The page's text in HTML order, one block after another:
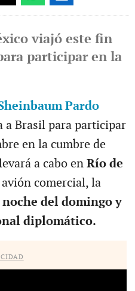
viajó este fin
participar en la
Pardo
a Brasil para participar
en la cumbre de
a cabo en Río de
comercial, la
del domingo y
diplomático.